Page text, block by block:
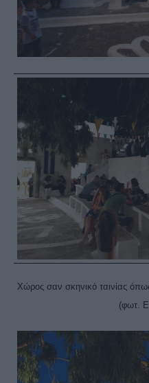
Χώρος σαν σκηνικό ταινίας
(φωτ.